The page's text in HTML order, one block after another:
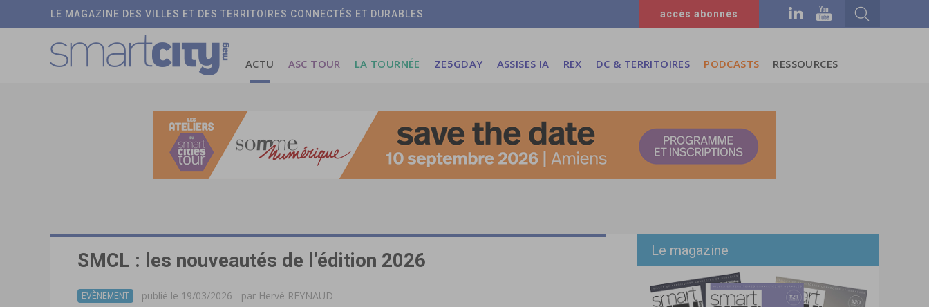
LE MAGAZINE DES VILLES ET DES TERRITOIRES CONNECTÉS ET DURABLES accès abonnés
ACTU ASC TOUR LA TOURNÉE ZE5GDAY ASSISES IA REX DC & TERRITOIRES PODCASTS RESSOURCES
SMCL : les nouveautés de l’édition 2026
EVÈNEMENT publié le 19/03/2026 - par Hervé REYNAUD
Le magazine